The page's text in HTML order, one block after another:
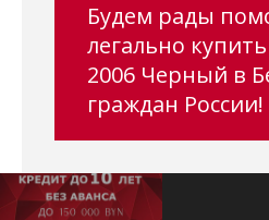
Будем рады
легально
2006 Черный в
граждан России!